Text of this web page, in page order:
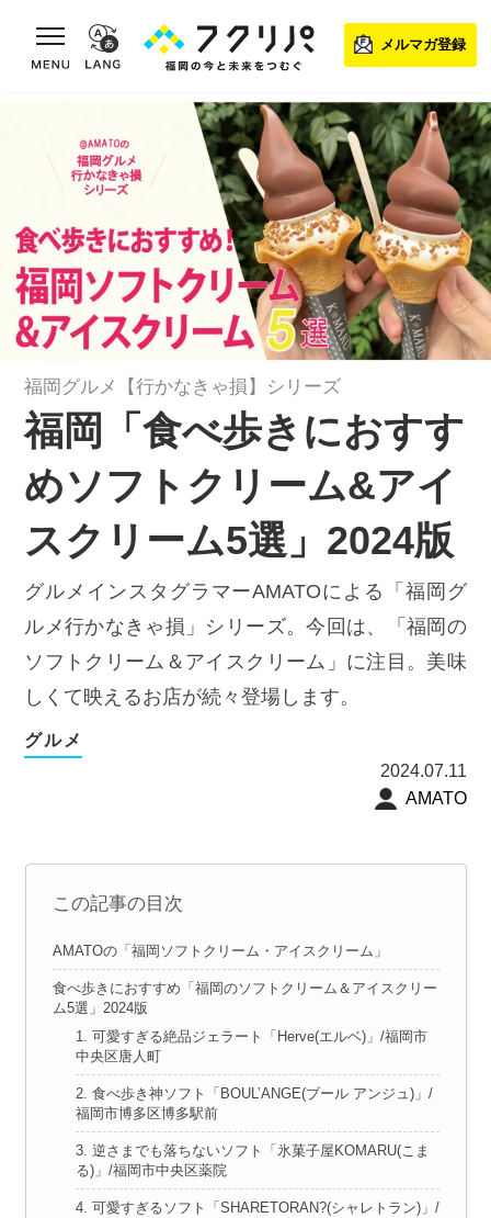
toggle navigation
メルマガ登録
福岡グルメ【行かなきゃ損】シリーズ
福岡「食べ歩きにおすす
めソフトクリーム&アイ
スクリーム5選」2024版
グルメインスタグラマーAMATOによる「福岡グ
ルメ行かなきゃ損」シリーズ。今回は、「福岡の
ソフトクリーム＆アイスクリーム」に注目。美味
しくて映えるお店が続々登場します。
グルメ
2024.07.11
AMATO
この記事の目次
AMATOの「福岡ソフトクリーム・アイスクリーム」
食べ歩きにおすすめ「福岡のソフトクリーム＆アイスクリー
ム5選」2024版
1. 可愛すぎる絶品ジェラート「Herve(エルベ)」/福岡市
中央区唐人町
2. 食べ歩き神ソフト「BOUL’ANGE(ブール アンジュ)」/
福岡市博多区博多駅前
3. 逆さまでも落ちないソフト「氷菓子屋KOMARU(こま
る)」/福岡市中央区薬院
4. 可愛すぎるソフト「SHARETORAN?(シャレトラン)」/